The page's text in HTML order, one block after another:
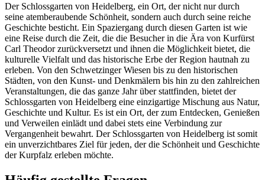
Der Schlossgarten von Heidelberg, ein Ort, der nicht nur durch
seine atemberaubende Schönheit, sondern auch durch seine reiche
Geschichte besticht. Ein Spaziergang durch diesen Garten ist wie
eine Reise durch die Zeit, die die Besucher in die Ära von Kurfürst
Carl Theodor zurückversetzt und ihnen die Möglichkeit bietet, die
kulturelle Vielfalt und das historische Erbe der Region hautnah zu
erleben. Von den Schwetzinger Wiesen bis zu den historischen
Städten, von den Kunst- und Denkmälern bis hin zu den zahlreichen
Veranstaltungen, die das ganze Jahr über stattfinden, bietet der
Schlossgarten von Heidelberg eine einzigartige Mischung aus Natur,
Geschichte und Kultur. Es ist ein Ort, der zum Entdecken, Genießen
und Verweilen einlädt und dabei stets eine Verbindung zur
Vergangenheit bewahrt. Der Schlossgarten von Heidelberg ist somit
ein unverzichtbares Ziel für jeden, der die Schönheit und Geschichte
der Kurpfalz erleben möchte.